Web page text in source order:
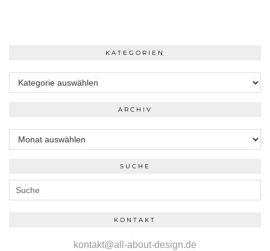
KATEGORIEN
Kategorien
ARCHIV
Archiv
SUCHE
KONTAKT
kontakt@all-about-design.de